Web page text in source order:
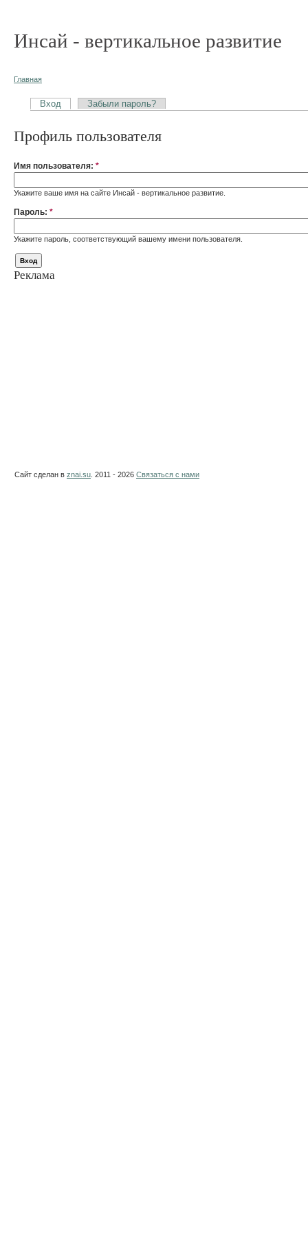
Инсай - вертикальное развитие
Главная
Вход Забыли пароль?
Профиль пользователя
Имя пользователя: *
Укажите ваше имя на сайте Инсай - вертикальное развитие.
Пароль: *
Укажите пароль, соответствующий вашему имени пользователя.
Реклама
Сайт сделан в znai.su . 2011 - 2026 Связаться с нами